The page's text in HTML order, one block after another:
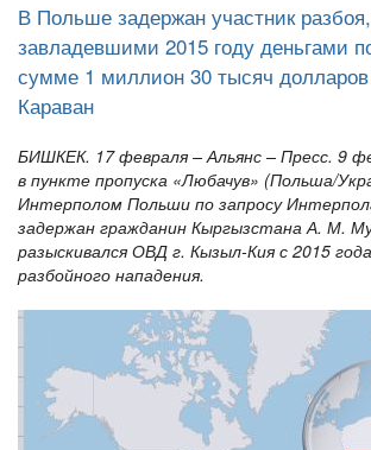
В Польше задержан участник разбоя,
завладевшими 2015 году деньгами
сумме 1 миллион 30 тысяч
Караван
БИШКЕК. 17 февраля – Альянс – Пресс. 9
в пункте пропуска «Любачув» (Польша/
Интерполом Польши по запросу
задержан гражданин Кыргызстана А. М.
разыскивался ОВД г. Кызыл-Кия с 2015
разбойного нападения.